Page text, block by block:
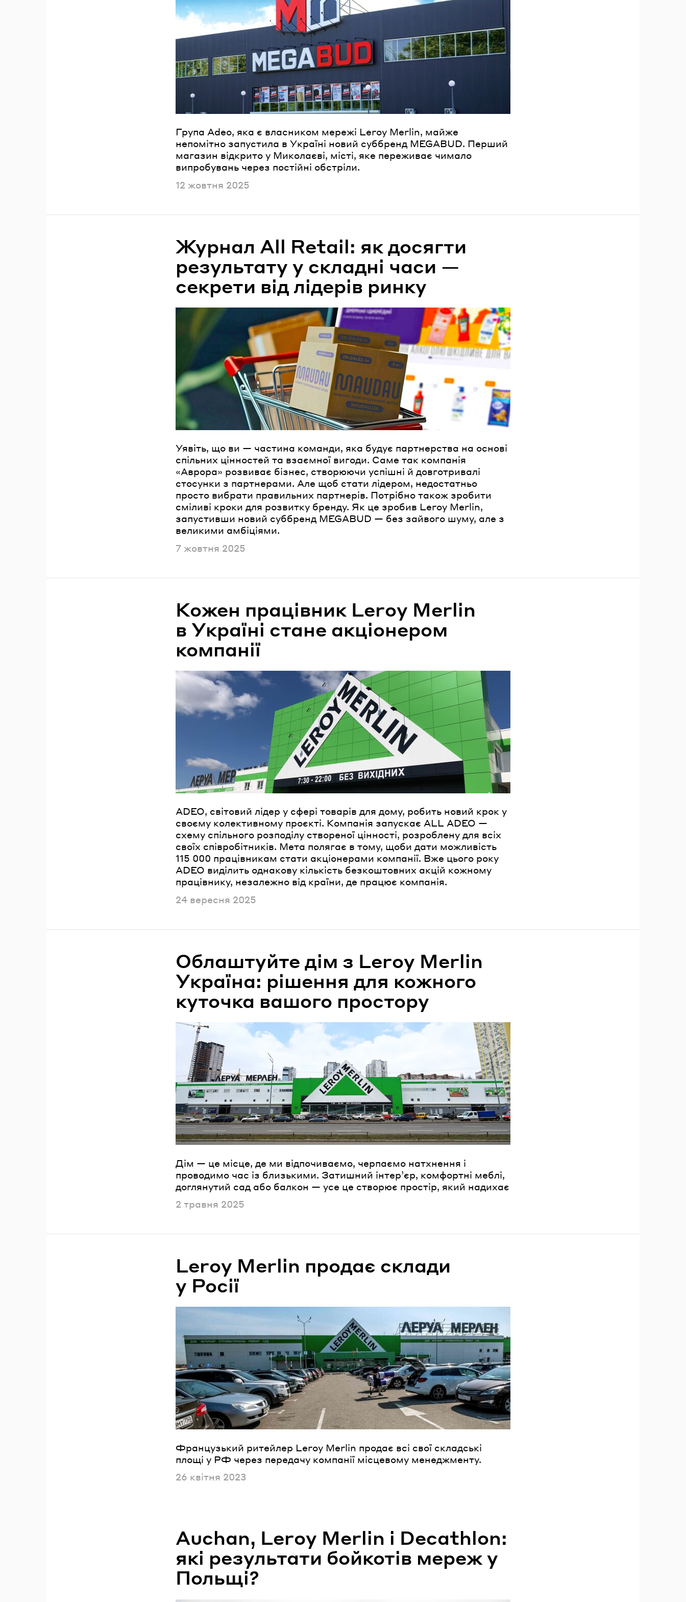
Група Adeo, яка є власником мережі Leroy Merlin, майже
непомітно запустила в Україні новий суббренд MEGABUD. Перший
магазин відкрито у Миколаєві, місті, яке переживає чимало
випробувань через постійні обстріли.
Опубліковано
12 жовтня 2025
Журнал All Retail: як досягти
результату у складні часи —
секрети від лідерів ринку
Уявіть, що ви — частина команди, яка будує партнерства на основі
спільних цінностей та взаємної вигоди. Саме так компанія
«Аврора» розвиває бізнес, створюючи успішні й довготривалі
стосунки з партнерами. Але щоб стати лідером, недостатньо
просто вибрати правильних партнерів. Потрібно також зробити
сміливі кроки для розвитку бренду. Як це зробив Leroy Merlin,
запустивши новий суббренд MEGABUD — без зайвого шуму, але з
великими амбіціями.
Опубліковано
7 жовтня 2025
Кожен працівник Leroy Merlin
в Україні стане акціонером
компанії
ADEO, світовий лідер у сфері товарів для дому, робить новий крок у
своєму колективному проєкті. Компанія запускає ALL ADEO —
схему спільного розподілу створеної цінності, розроблену для всіх
своїх співробітників. Мета полягає в тому, щоби дати можливість
115 000 працівникам стати акціонерами компанії. Вже цього року
ADEO виділить однакову кількість безкоштовних акцій кожному
працівнику, незалежно від країни, де працює компанія.
Опубліковано
24 вересня 2025
Облаштуйте дім з Leroy Merlin
Україна: рішення для кожного
куточка вашого простору
Дім — це місце, де ми відпочиваємо, черпаємо натхнення і
проводимо час із близькими. Затишний інтер’єр, комфортні меблі,
доглянутий сад або балкон — усе це створює простір, який надихає
Опубліковано
2 травня 2025
Leroy Merlin продає склади
у Росії
Французький ритейлер Leroy Merlin продає всі свої складські
площі у РФ через передачу компанії місцевому менеджменту.
Опубліковано
26 квітня 2023
Auchan, Leroy Merlin i Decathlon:
які результати бойкотів мереж у
Польщі?
Пароль
Забули пароль?
УВІЙТИ